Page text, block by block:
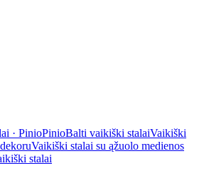
· PinioPinioBalti vaikiški stalaiVaikiški
Vaikiški stalai su ąžuolo medienos
stalai